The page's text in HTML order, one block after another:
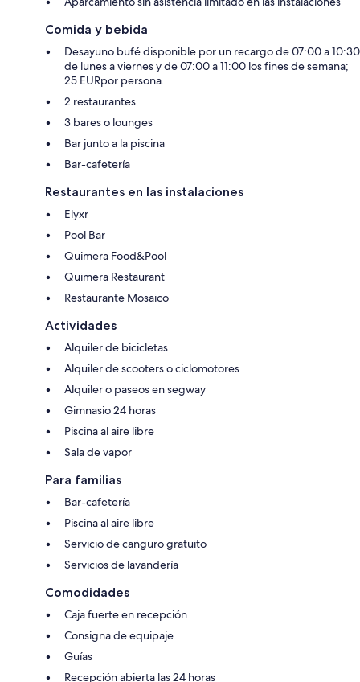
Comida y bebida
Desayuno bufé disponible por un recargo de 07:00 a 10:30
de lunes a viernes y de 07:00 a 11:00 los fines de semana;
25 EURpor persona.
2 restaurantes
3 bares o lounges
Bar junto a la piscina
Bar-cafetería
Restaurantes en las instalaciones
Elyxr
Pool Bar
Quimera Food&Pool
Quimera Restaurant
Restaurante Mosaico
Actividades
Alquiler de bicicletas
Alquiler de scooters o ciclomotores
Alquiler o paseos en segway
Gimnasio 24 horas
Piscina al aire libre
Sala de vapor
Para familias
Bar-cafetería
Piscina al aire libre
Servicio de canguro gratuito
Servicios de lavandería
Comodidades
Caja fuerte en recepción
Consigna de equipaje
Guías
Recepción abierta las 24 horas